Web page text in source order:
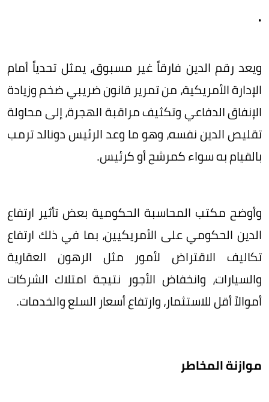
.
ويعد رقم الدين فارقاً غير مسبوق، يمثل تحدياً أمام
الإدارة الأمريكية، من تمرير قانون ضريبي ضخم وزيادة
الإنفاق الدفاعي وتكثيف مراقبة الهجرة، إلى محاولة
تقليص الدين نفسه، وهو ما وعد الرئيس دونالد ترمب
بالقيام به سواء كمرشح أو كرئيس.
وأوضح مكتب المحاسبة الحكومية بعض تأثير ارتفاع
الدين الحكومي على الأمريكيين، بما في ذلك ارتفاع
تكاليف الاقتراض لأمور مثل الرهون العقارية
والسيارات، وانخفاض الأجور نتيجة امتلاك الشركات
أموالاً أقل للاستثمار، وارتفاع أسعار السلع والخدمات.
موازنة المخاطر